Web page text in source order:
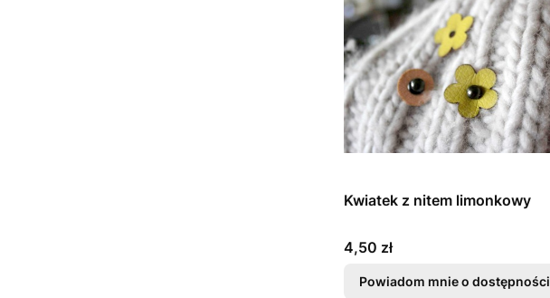
Kwiatek z nitem limonkowy
Cena
4,50 zł
Powiadom mnie o dostępności